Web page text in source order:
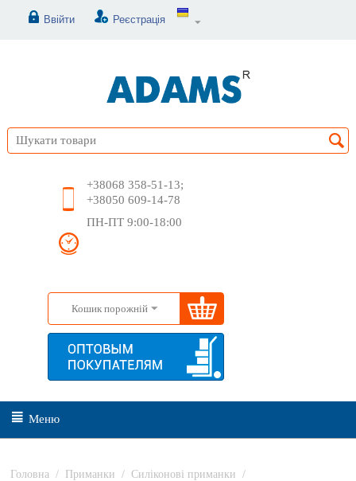
Ввійти Реєстрація
+38068 358-51-13;
+38050 609-14-78
ПН-ПТ 9:00-18:00
Кошик порожній
Меню
Головна / Приманки / Силіконові приманки
/